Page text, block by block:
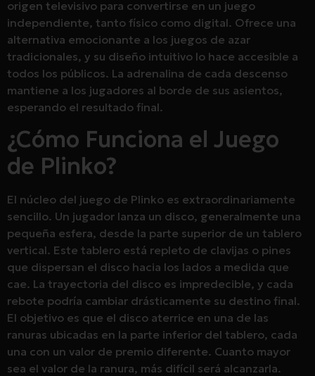
origen televisivo para convertirse en un juego
independiente, tanto físico como digital. Ofrece una
alternativa emocionante a los juegos de azar
tradicionales, y su diseño intuitivo lo hace accesible a
todos los públicos. La adrenalina de cada descenso
mantiene a los jugadores al borde de sus asientos,
esperando el resultado final.
¿Cómo Funciona el Juego
de Plinko?
El núcleo del juego de Plinko es extraordinariamente
sencillo. Un jugador lanza un disco, generalmente una
pequeña esfera, desde la parte superior de un tablero
vertical. Este tablero está repleto de clavijas o pines
que dispersan el disco hacia los lados a medida que
cae. La trayectoria del disco es impredecible, y cada
rebote podría cambiar drásticamente su destino final.
El objetivo es que el disco aterrice en una de las
ranuras ubicadas en la parte inferior del tablero, cada
una con un valor de premio diferente. Cuanto mayor
sea el valor de la ranura, más difícil será alcanzarla.